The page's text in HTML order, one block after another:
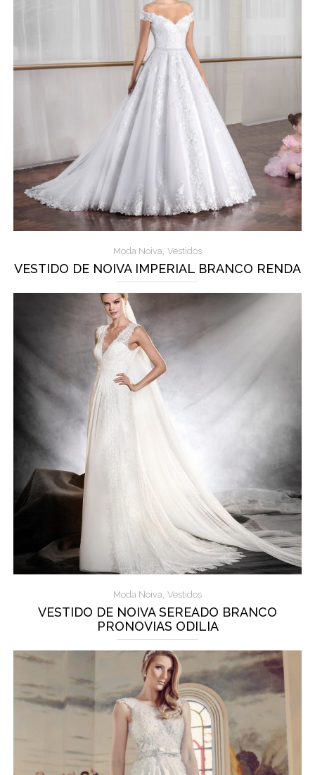
Moda Noiva, Vestidos
VESTIDO DE NOIVA IMPERIAL BRANCO RENDA
Moda Noiva, Vestidos
VESTIDO DE NOIVA SEREADO BRANCO
PRONOVIAS ODILIA